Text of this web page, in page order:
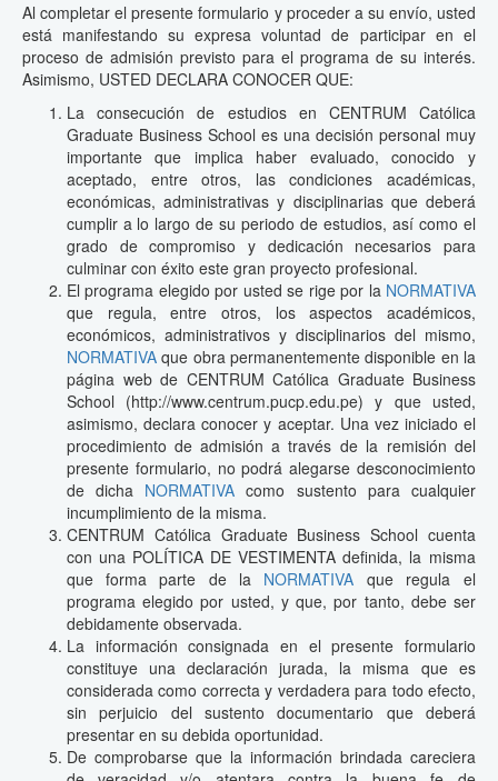
Al completar el presente formulario y proceder a su envío, usted
está manifestando su expresa voluntad de participar en el
proceso de admisión previsto para el programa de su interés.
Asimismo, USTED DECLARA CONOCER QUE:
La consecución de estudios en CENTRUM Católica
Graduate Business School es una decisión personal muy
importante que implica haber evaluado, conocido y
aceptado, entre otros, las condiciones académicas,
económicas, administrativas y disciplinarias que deberá
cumplir a lo largo de su periodo de estudios, así como el
grado de compromiso y dedicación necesarios para
culminar con éxito este gran proyecto profesional.
El programa elegido por usted se rige por la NORMATIVA
que regula, entre otros, los aspectos académicos,
económicos, administrativos y disciplinarios del mismo,
NORMATIVA que obra permanentemente disponible en la
página web de CENTRUM Católica Graduate Business
School (http://www.centrum.pucp.edu.pe) y que usted,
asimismo, declara conocer y aceptar. Una vez iniciado el
procedimiento de admisión a través de la remisión del
presente formulario, no podrá alegarse desconocimiento
de dicha NORMATIVA como sustento para cualquier
incumplimiento de la misma.
CENTRUM Católica Graduate Business School cuenta
con una POLÍTICA DE VESTIMENTA definida, la misma
que forma parte de la NORMATIVA que regula el
programa elegido por usted, y que, por tanto, debe ser
debidamente observada.
La información consignada en el presente formulario
constituye una declaración jurada, la misma que es
considerada como correcta y verdadera para todo efecto,
sin perjuicio del sustento documentario que deberá
presentar en su debida oportunidad.
De comprobarse que la información brindada careciera